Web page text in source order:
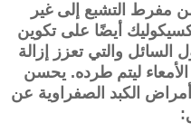
مفرط التشبع إلى غير
أيضًا على تكوين
والتي تعزز إزالة
ليتم طرده. يحسن
الكبد الصفراوية عن